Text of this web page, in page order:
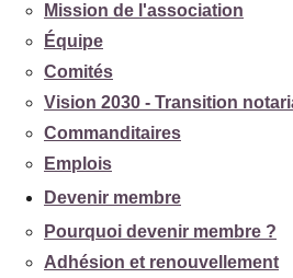
Mission de l'association
Équipe
Comités
Vision 2030 - Transition
Commanditaires
Emplois
Devenir membre
Pourquoi devenir membre ?
Adhésion et renouvellement